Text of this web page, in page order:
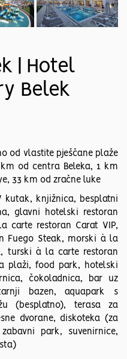
| Hotel
Belek
od vlastite pješčane plaže
od centra Beleka, 1 km
33 km od zračne luke
kutak, knjižnica, besplatni
glavni hotelski restoran
carte restoran Carat VIP,
Fuego Steak, morski à la
turski à la carte restoran
plaži, food park, hotelski
čokoladnica, bar uz
bazen, aquapark s
(besplatno), terasa za
dvorane, diskoteka (za
park, suvenirnice,